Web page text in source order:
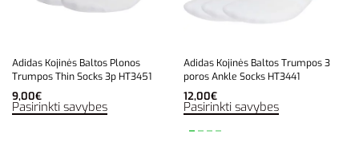
Adidas Kojinės Baltos Plonos
Trumpos Thin Socks 3p HT3451
9,00€
Pasirinkti savybes
Adidas Kojinės Baltos Trumpos 3
poros Ankle Socks HT3441
12,00€
Pasirinkti savybes